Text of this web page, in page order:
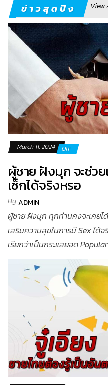
ข่าวสุดปัง View
March 11, 2024 Off
ผู้ชาย ฝังมุก จะช่ว
เซ็กได้จริงหรอ
ByADMIN
ผู้ชาย ฝังมุก ทุกท่านคงจะเคย
เสริมความสุขในการมี Sex ได้
เรียกว่าเป็นกระแสยอด Popular